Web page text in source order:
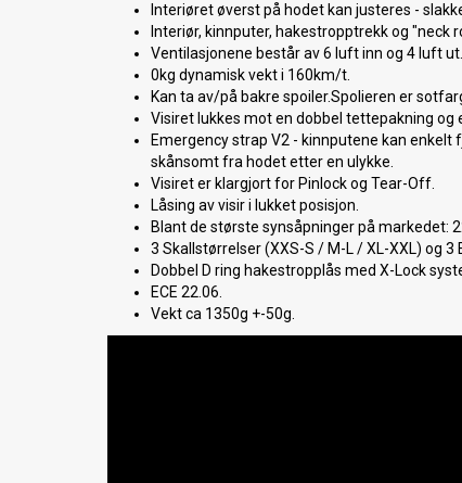
Interiøret øverst på hodet kan justeres -
Interiør, kinnputer, hakestropptrekk og "neck
Ventilasjonene består av 6 luft inn og 4 luft ut.
0kg dynamisk vekt i 160km/t.
Kan ta av/på bakre spoiler.Spolieren er
Visiret lukkes mot en dobbel tettepakning
Emergency strap V2 - kinnputene kan
skånsomt fra hodet etter en ulykke.
Visiret er klargjort for Pinlock og Tear-Off.
Låsing av visir i lukket posisjon.
Blant de største synsåpninger på markedet:
3 Skallstørrelser (XXS-S / M-L / XL-XXL) og
Dobbel D ring hakestropplås med X-Lock
ECE 22.06.
Vekt ca 1350g +-50g.